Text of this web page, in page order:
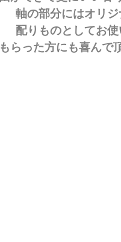
軸の部分にはオリ
配りものとしてお
もらった方にも喜んで